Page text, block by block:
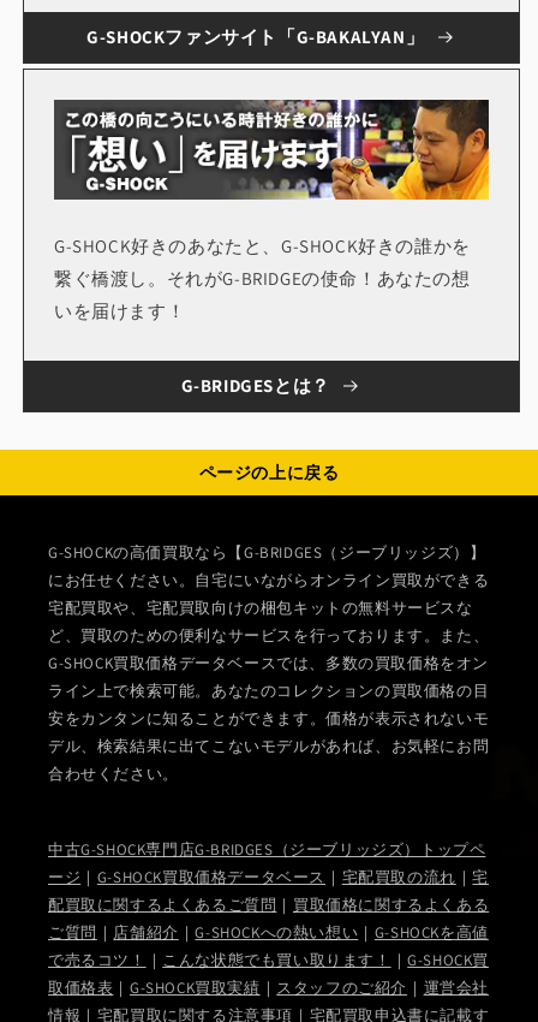
G-SHOCKファンサイト「G-BAKALYAN」
G-SHOCK好きのあなたと、G-SHOCK好きの誰かを
繋ぐ橋渡し。それがG-BRIDGEの使命！あなたの想
いを届けます！
G-BRIDGESとは？
ページの上に戻る
G-SHOCKの高価買取なら【G-BRIDGES（ジーブリッジズ）】
にお任せください。自宅にいながらオンライン買取ができる
宅配買取や、宅配買取向けの梱包キットの無料サービスな
ど、買取のための便利なサービスを行っております。また、
G-SHOCK買取価格データベースでは、多数の買取価格をオン
ライン上で検索可能。あなたのコレクションの買取価格の目
安をカンタンに知ることができます。価格が表示されないモ
デル、検索結果に出てこないモデルがあれば、お気軽にお問
合わせください。
中古G-SHOCK専門店G-BRIDGES（ジーブリッジズ）トップペ
ージ ｜ G-SHOCK買取価格データベース ｜ 宅配買取の流れ ｜宅
配買取に関するよくあるご質問 ｜ 買取価格に関するよくある
ご質問 ｜ 店舗紹介 ｜G-SHOCKへの熱い想い ｜ G-SHOCKを高値
で売るコツ！
｜ こんな状態でも買い取ります！ ｜G-SHOCK買
取価格表 ｜G-SHOCK買取実績 ｜ スタッフのご紹介 ｜ 運営会社
情報 ｜ 宅配買取に関する注意事項 ｜ 宅配買取申込書に記載す